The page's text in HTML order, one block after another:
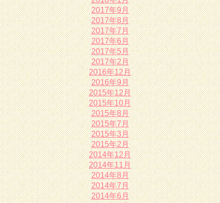
2017年9月
2017年8月
2017年7月
2017年6月
2017年5月
2017年2月
2016年12月
2016年9月
2015年12月
2015年10月
2015年8月
2015年7月
2015年3月
2015年2月
2014年12月
2014年11月
2014年8月
2014年7月
2014年6月